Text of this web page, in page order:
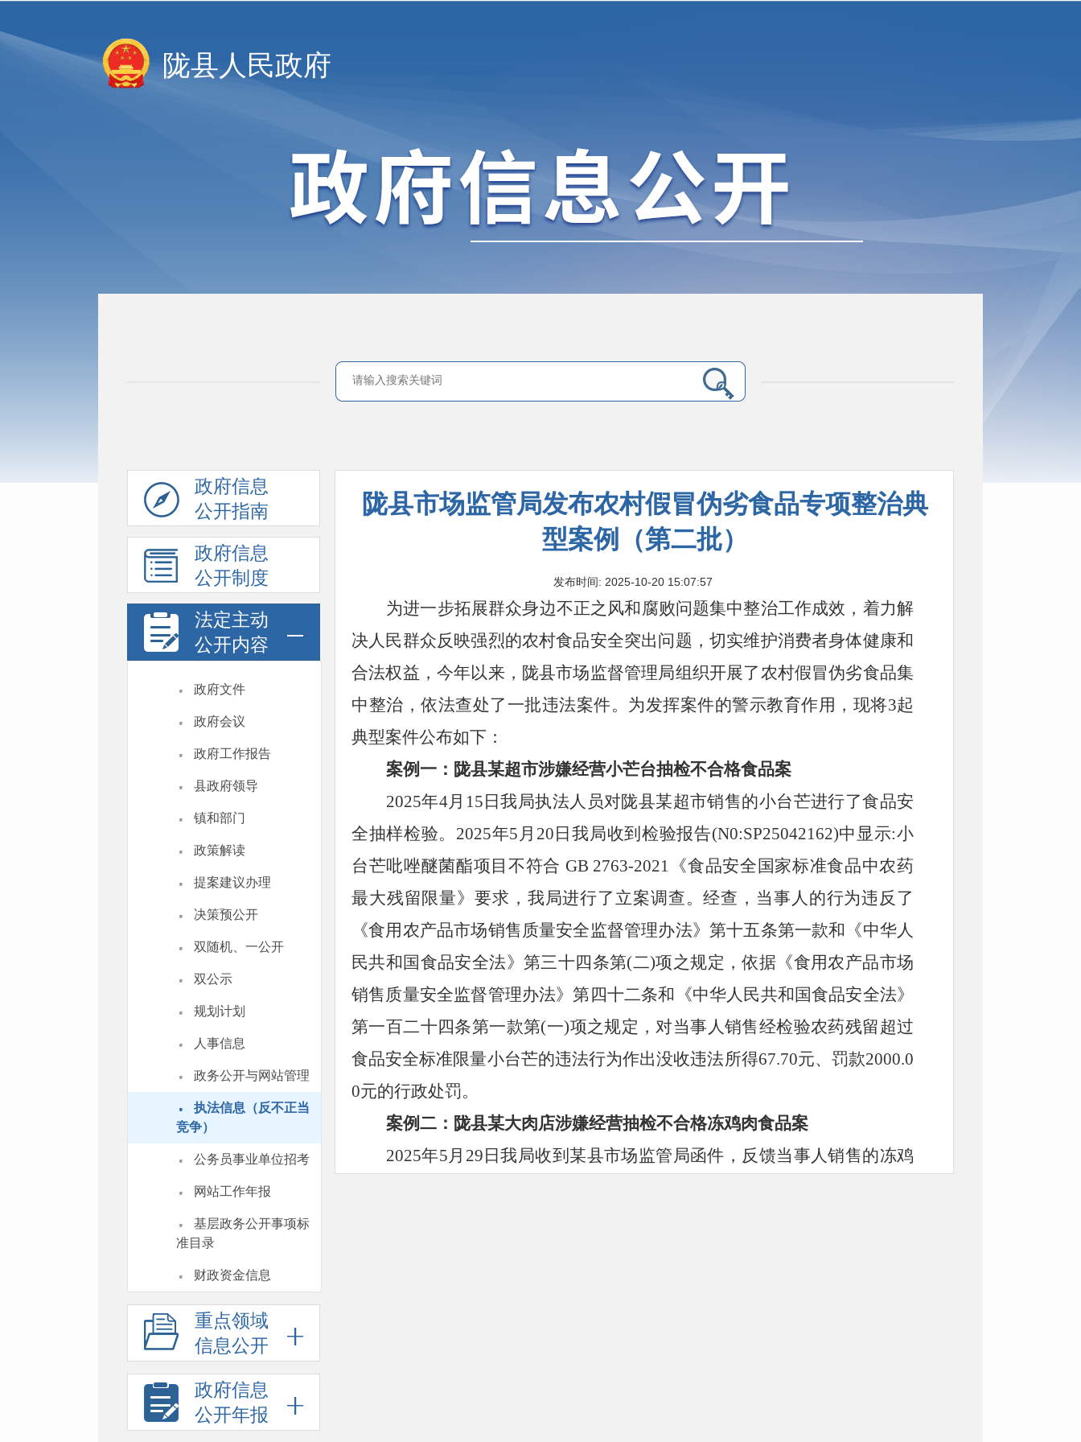
陇县人民政府
政府信息
公开指南
政府信息
公开制度
法定主动
公开内容
· 政府文件
· 政府会议
· 政府工作报告
· 县政府领导
· 镇和部门
· 政策解读
· 提案建议办理
· 决策预公开
· 双随机、一公开
· 双公示
· 规划计划
· 人事信息
· 政务公开与网站管理
·
执法信息（反不正当
竞争）
· 公务员事业单位招考
· 网站工作年报
·
基层政务公开事项标
准目录
· 财政资金信息
重点领域
信息公开
政府信息
公开年报
陇县市场监管局发布农村假冒伪劣食品专项整治典
型案例（第二批）
发布时间: 2025-10-20 15:07:57
为进一步拓展群众身边不正之风和腐败问题集中整治工作成效，着力解
决人民群众反映强烈的农村食品安全突出问题，切实维护消费者身体健康和
合法权益，今年以来，陇县市场监督管理局组织开展了农村假冒伪劣食品集
中整治，依法查处了一批违法案件。为发挥案件的警示教育作用，现将3起
典型案件公布如下：
案例一：陇县某超市涉嫌经营小芒台抽检不合格食品案
2025年4月15日我局执法人员对陇县某超市销售的小台芒进行了食品安
全抽样检验。2025年5月20日我局收到检验报告(N0:SP25042162)中显示:小
台芒吡唑醚菌酯项目不符合 GB 2763-2021《食品安全国家标准食品中农药
最大残留限量》要求，我局进行了立案调查。经查， 当事人 的行为违反了
《食用农产品市场销售质量安全监督管理办法》第十五条第一款和《中华人
民共和国食品安全法》第三十四条第(二)项之规定，依据《食用农产品市场
销售质量安全监督管理办法》第四十二条和《中华人民共和国食品安全法》
第一百二十四条第一款第(一)项之规定，对当事人销售经检验农药残留超过
食品安全标准限量小台芒的违法行为作出没收违法所得67.70元、 罚款2000.0
0元的行政处罚。
案例二：陇县某大肉店涉嫌经营抽检不合格冻鸡肉食品案
2025年5月29日我局收到某县市场监管局函件，反馈当事人销售的冻鸡